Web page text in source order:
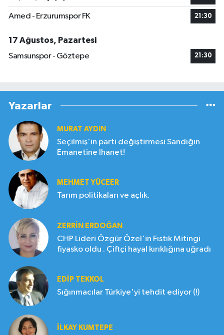
Amed - Erzurumspor FK 21:30
17 Ağustos, Pazartesi
Samsunspor - Göztepe
21:30
Yazarlar
MURAT AYDIN
Seçilmiş'in parti değiştirmesi Sandığın
Emanetine İhanet!
MEHMET YÜCEER
Tarım politikaları ve açlık.
ZERRIN ERDOĞAN
CHP Lideri Özgür Özel'in Fıstık Mitingi
fiyasko oldu . Çiftçi hayal kırıklığına uğradı
EDIP TEKKOL
Sığınmacılar Türkiye'yi tehdit ediyor (!)
İLKAY KUMTEPE